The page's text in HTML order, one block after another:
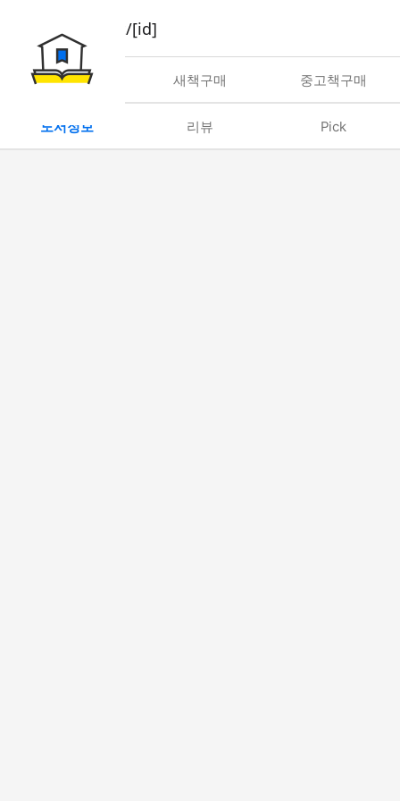
book/rent/[id]
대여 새책구매 중고책구매
도서정보 리뷰 Pick